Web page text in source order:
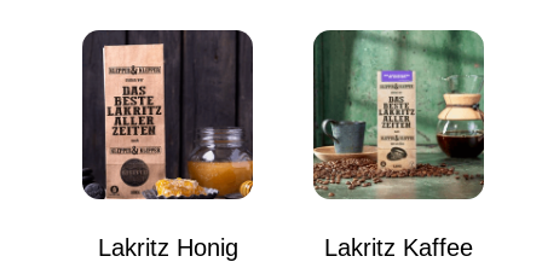
Lakritz Honig
Lakritz Kaffee